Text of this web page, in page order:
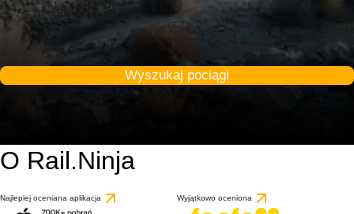
Wyszukaj pociągi
O Rail.Ninja
Najlepiej oceniana aplikacja Wyjątkowo oceniona